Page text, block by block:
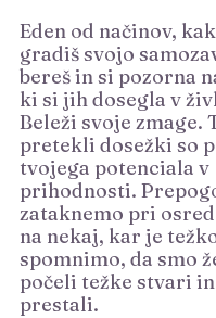
Eden od načinov,
gradiš svojo
bereš in si pozorna
ki si jih dosegla v
Beleži svoje zmage.
pretekli dosežki so
tvojega potenciala v
prihodnosti.
zataknemo pri
na nekaj, kar je
spomnimo, da smo
počeli težke stvari
prestali.